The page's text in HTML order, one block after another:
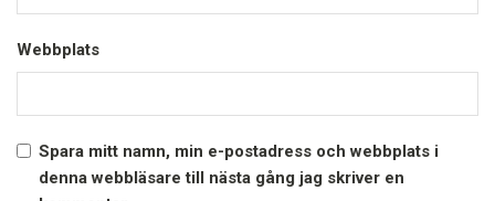
Webbplats
Spara mitt namn, min e-postadress och webbplats i
denna webbläsare till nästa gång jag skriver en